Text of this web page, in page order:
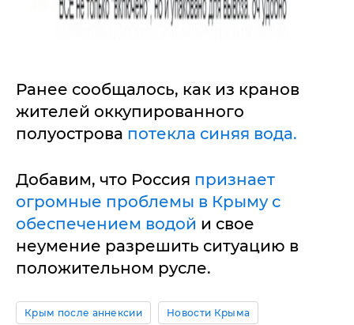
Ранее сообщалось, как из кранов
жителей оккупированного
полуострова потекла синяя вода.
Добавим, что Россия признает
огромные проблемы в Крыму с
обеспечением водой и свое
неумение разрешить ситуацию в
положительном русле.
Крым после аннексии Новости Крыма